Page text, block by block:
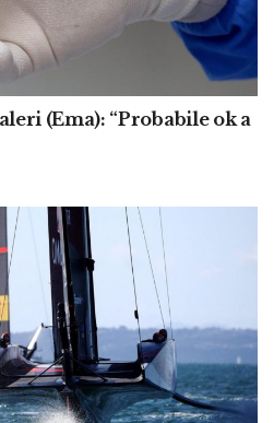
(Ema): “Probabile ok a